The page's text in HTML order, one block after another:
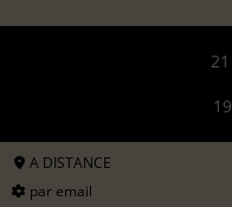
A DISTANCE
par email